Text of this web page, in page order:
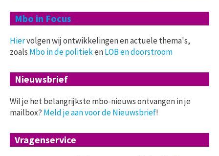
Mbo in Focus
Hiervolgen wij ontwikkelingen en actuele thema's,
zoals Mbo in de politiekenLOB en doorstroom
Nieuwsbrief
Wil je het belangrijkste mbo-nieuws ontvangen in je
mailbox? Meld je aan voor de Nieuwsbrief!
Vragenservice